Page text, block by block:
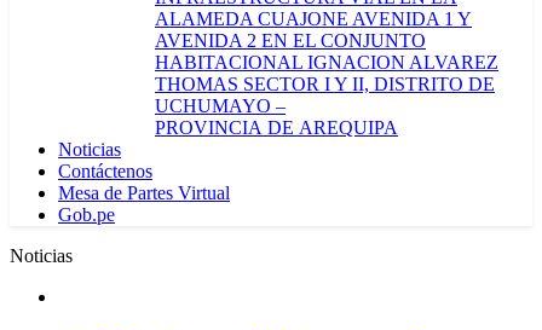
ALAMEDA CUAJONE AVENIDA 1 Y
AVENIDA 2 EN EL CONJUNTO
HABITACIONAL IGNACION ALVAREZ
THOMAS SECTOR I Y II, DISTRITO DE
UCHUMAYO –
PROVINCIA DE AREQUIPA
Noticias
Contáctenos
Mesa de Partes Virtual
Gob.pe
Noticias